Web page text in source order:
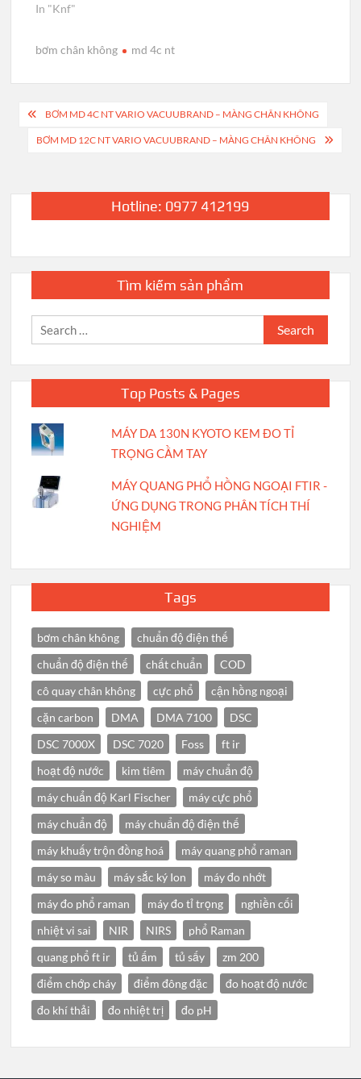
In "Knf"
bơm chân không md 4c nt
Post
navigation
BƠM MD 4C NT VARIO VACUUBRAND – MÀNG CHÂN KHÔNG
BƠM MD 12C NT VARIO VACUUBRAND – MÀNG CHÂN KHÔNG
Hotline: 0977 412199
Tìm kiếm sản phẩm
Search
for:
Top Posts & Pages
MÁY DA 130N KYOTO KEM ĐO TỈ
TRỌNG CẦM TAY
MÁY QUANG PHỔ HỒNG NGOẠI FTIR -
ỨNG DỤNG TRONG PHÂN TÍCH THÍ
NGHIỆM
Tags
bơm chân không
chuẩn độ điện thế
chuẩn độ điện thế
chất chuẩn
COD
cô quay chân không
cực phổ
cận hồng ngoại
cặn carbon
DMA DMA 7100
DSC
DSC 7000X
DSC 7020 Foss
ft ir
hoạt độ nước
kim tiêm
máy chuẩn độ
máy chuẩn độ Karl Fischer
máy cực phổ
máy chuẩn độ
máy chuẩn độ điện thế
máy khuấy trộn đồng hoá
máy quang phổ raman
máy so màu
máy sắc ký Ion
máy đo nhớt
máy đo phổ raman
máy đo tỉ trọng
nghiền cối
nhiệt vi sai
NIR NIRS
phổ Raman
quang phổ ft ir
tủ ấm tủ sấy
zm 200
điểm chớp cháy
điểm đông đặc
đo hoạt độ nước
đo khí thải
đo nhiệt trị đo pH